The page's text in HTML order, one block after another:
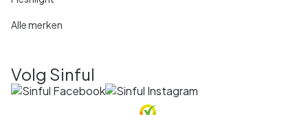
Alle merken
Volg Sinful